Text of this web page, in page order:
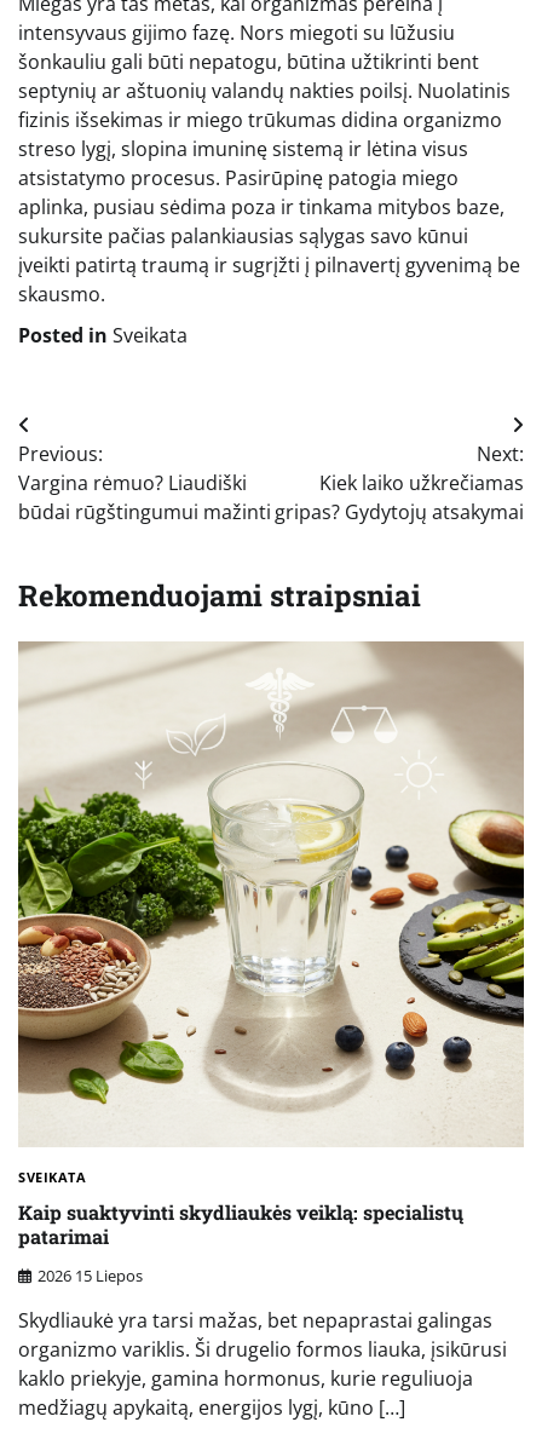
intensyvaus gijimo fazę. Nors miegoti su lūžusiu
šonkauliu gali būti nepatogu, būtina užtikrinti bent
septynių ar aštuonių valandų nakties poilsį. Nuolatinis
fizinis išsekimas ir miego trūkumas didina organizmo
streso lygį, slopina imuninę sistemą ir lėtina visus
atsistatymo procesus. Pasirūpinę patogia miego
aplinka, pusiau sėdima poza ir tinkama mitybos baze,
sukursite pačias palankiausias sąlygas savo kūnui
įveikti patirtą traumą ir sugrįžti į pilnavertį gyvenimą be
skausmo.
Posted in Sveikata
Navigacija
tarp
įrašų
Previous:
Vargina rėmuo? Liaudiški
būdai rūgštingumui mažinti
Next:
Kiek laiko užkrečiamas
gripas? Gydytojų atsakymai
Rekomenduojami straipsniai
SVEIKATA
Kaip suaktyvinti skydliaukės veiklą: specialistų
patarimai
2026 15 Liepos
Skydliaukė yra tarsi mažas, bet nepaprastai galingas
organizmo variklis. Ši drugelio formos liauka, įsikūrusi
kaklo priekyje, gamina hormonus, kurie reguliuoja
medžiagų apykaitą, energijos lygį, kūno […]